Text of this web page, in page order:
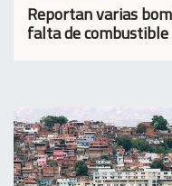
Reportan varias
falta de combustible